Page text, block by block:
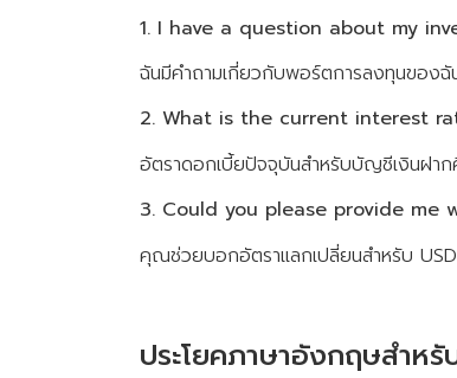
1. I have a question about my
ฉันมีคำถามเกี่ยวกับพอร์ตการลงทุนของฉั
2. What is the current interest
อัตราดอกเบี้ยปัจจุบันสำหรับบัญชีเงินฝาก
3. Could you please provide me
คุณช่วยบอกอัตราแลกเปลี่ยนสำหรับ
ประโยคภาษาอังกฤษสำหรั